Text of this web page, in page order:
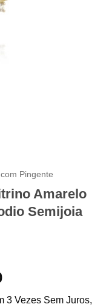
Pingente
Amarelo
Semijoia
3 Vezes Sem Juros,